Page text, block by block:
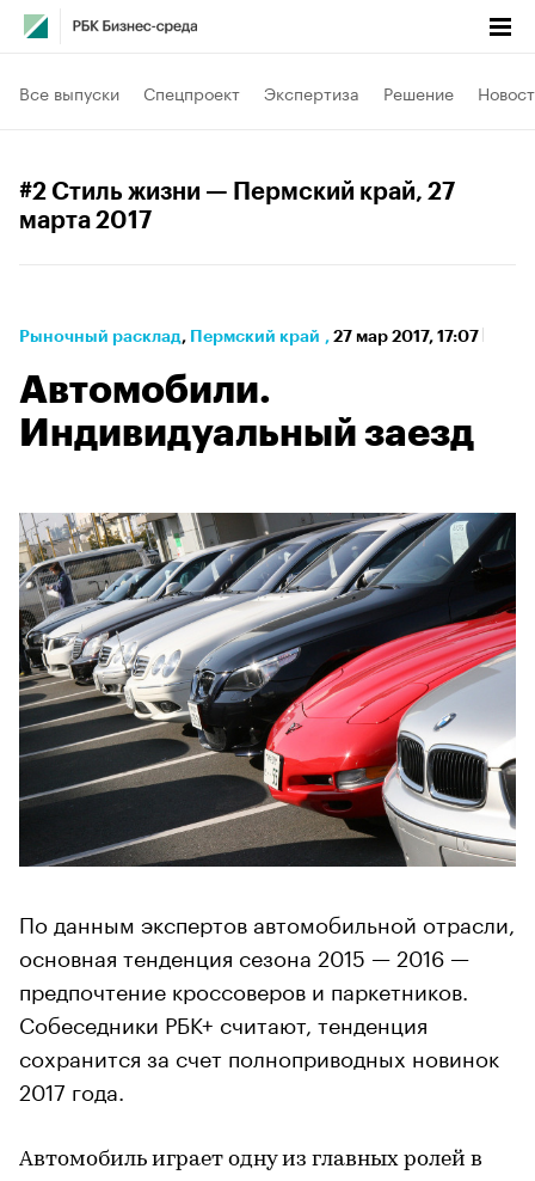
Все выпуски Спецпроект Экспертиза Решение
#2 Стиль жизни — Пермский край, 27
марта 2017
Рыночный расклад⁠, Пермский край , 27 мар 2017, 17:07
Автомобили.
Индивидуальный заезд
По данным экспертов автомобильной отрасли,
основная тенденция сезона 2015 — 2016 —
предпочтение кроссоверов и паркетников.
Собеседники РБК+ считают, тенденция
сохранится за счет полноприводных новинок
2017 года.
Автомобиль играет одну из главных ролей в